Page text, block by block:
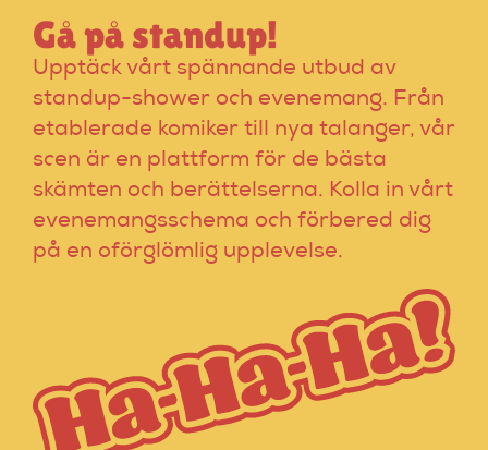
Gå på standup!
Upptäck vårt spännande utbud av
standup-shower och evenemang. Från
etablerade komiker till nya talanger, vår
scen är en plattform för de bästa
skämten och berättelserna. Kolla in vårt
evenemangsschema och förbered dig
på en oförglömlig upplevelse.